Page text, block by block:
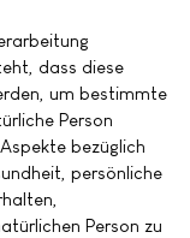
dass diese
um bestimmte
Person
bezüglich
persönliche
Person zu